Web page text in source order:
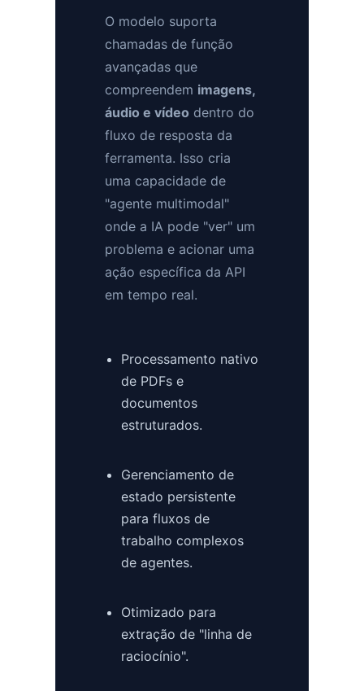
O modelo suporta
chamadas de função
avançadas que
compreendem imagens,
áudio e vídeo dentro do
fluxo de resposta da
ferramenta. Isso cria
uma capacidade de
"agente multimodal"
onde a IA pode "ver" um
problema e acionar uma
ação específica da API
em tempo real.
Processamento nativo
de PDFs e
documentos
estruturados.
Gerenciamento de
estado persistente
para fluxos de
trabalho complexos
de agentes.
Otimizado para
extração de "linha de
raciocínio".